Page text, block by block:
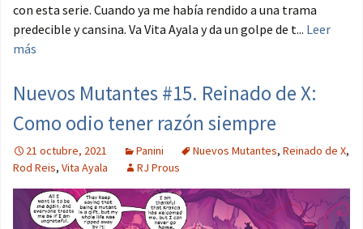
con esta serie. Cuando ya me había rendido a una trama
predecible y cansina. Va Vita Ayala y da un golpe de t... Leer
más
Nuevos Mutantes #15. Reinado de X:
Como odio tener razón siempre
21 octubre, 2021 Panini Nuevos Mutantes, Reinado de X,
Rod Reis, Vita Ayala RJ Prous